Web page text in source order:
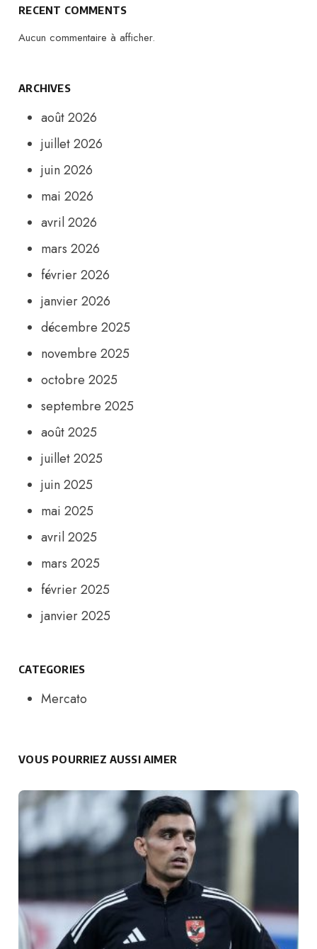
RECENT COMMENTS
Aucun commentaire à afficher.
ARCHIVES
août 2026
juillet 2026
juin 2026
mai 2026
avril 2026
mars 2026
février 2026
janvier 2026
décembre 2025
novembre 2025
octobre 2025
septembre 2025
août 2025
juillet 2025
juin 2025
mai 2025
avril 2025
mars 2025
février 2025
janvier 2025
CATEGORIES
Mercato
VOUS POURRIEZ AUSSI AIMER